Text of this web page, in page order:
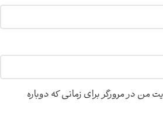
من در مرورگر برای زمانی که دوباره